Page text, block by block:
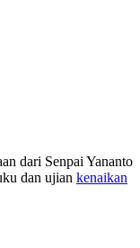
dari Senpai Yananto
dan ujian kenaikan